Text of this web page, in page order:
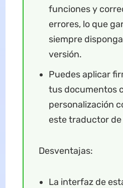
funciones y
errores, lo que
siempre
versión.
Puedes aplicar
tus documentos
personalización
este traductor de
Desventajas:
La interfaz de